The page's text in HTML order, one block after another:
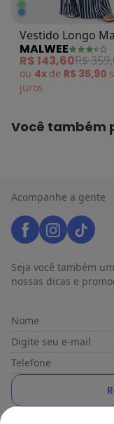
Vestido Longo
Navy Azul Marinho
MALWEE
R$ 143,60R$
ou 4x de R$ 35,90
juros
Você também
Acompanhe a gente
Seja você também
nossas dicas e
Nome
Digite seu e-mail
Telefone